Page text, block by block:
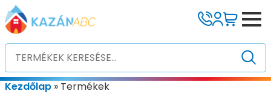
Kezdőlap » Termékek